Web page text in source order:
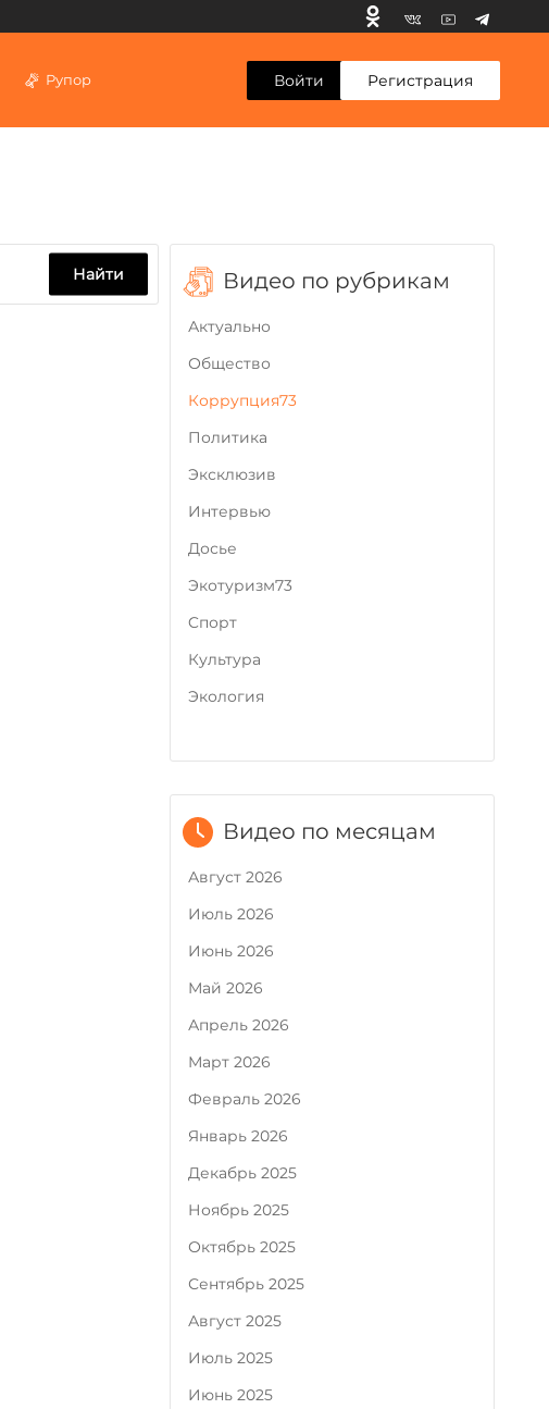
Рупор Войти Регистрация
Найти
Видео по месяцам
Август 2026
Июль 2026
Июнь 2026
Май 2026
Апрель 2026
Март 2026
Февраль 2026
Январь 2026
Декабрь 2025
Ноябрь 2025
Октябрь 2025
Сентябрь 2025
Август 2025
Июль 2025
Июнь 2025
Видео по рубрикам
Актуально
Общество
Коррупция73
Политика
Эксклюзив
Интервью
Досье
Экотуризм73
Cпорт
Культура
Экология